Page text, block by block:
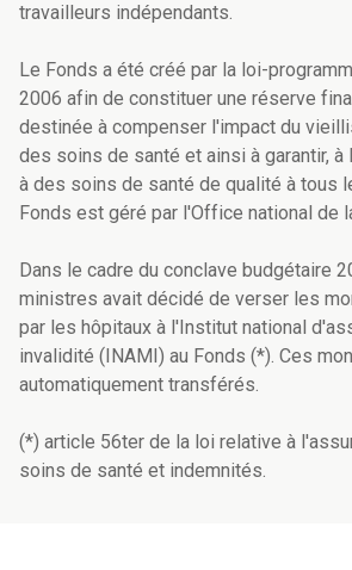
travailleurs indépendants.
Le Fonds a été créé par la loi-
2006 afin de constituer une réserve
destinée à compenser l'impact du
des soins de santé et ainsi à garantir, à
à des soins de santé de qualité à tous
Fonds est géré par l'Office national de
Dans le cadre du conclave budgétaire
ministres avait décidé de verser les
par les hôpitaux à l'Institut national
invalidité (INAMI) au Fonds (*). Ces
automatiquement transférés.
(*) article 56ter de la loi relative à
soins de santé et indemnités.